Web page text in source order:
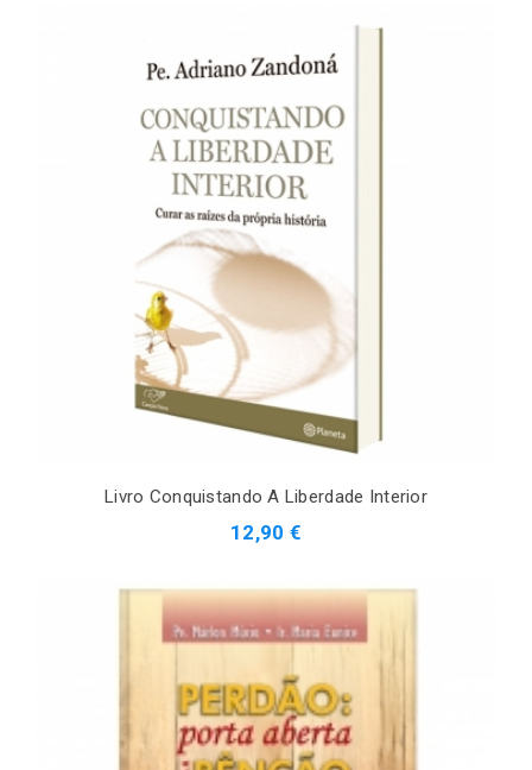
Livro Conquistando A Liberdade Interior
12,90 €